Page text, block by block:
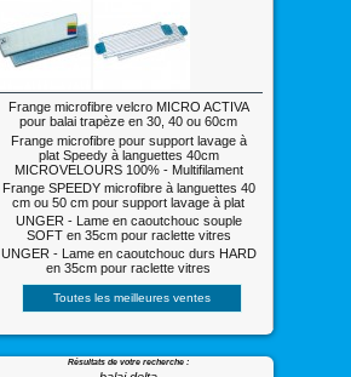
Frange microfibre velcro MICRO ACTIVA
pour balai trapèze en 30, 40 ou 60cm
Frange microfibre pour support lavage à
plat Speedy à languettes 40cm
MICROVELOURS 100% - Multifilament
Frange SPEEDY microfibre à languettes 40
cm ou 50 cm pour support lavage à plat
UNGER - Lame en caoutchouc souple
SOFT en 35cm pour raclette vitres
UNGER - Lame en caoutchouc durs HARD
en 35cm pour raclette vitres
Toutes les meilleures ventes
Résultats de votre recherche :